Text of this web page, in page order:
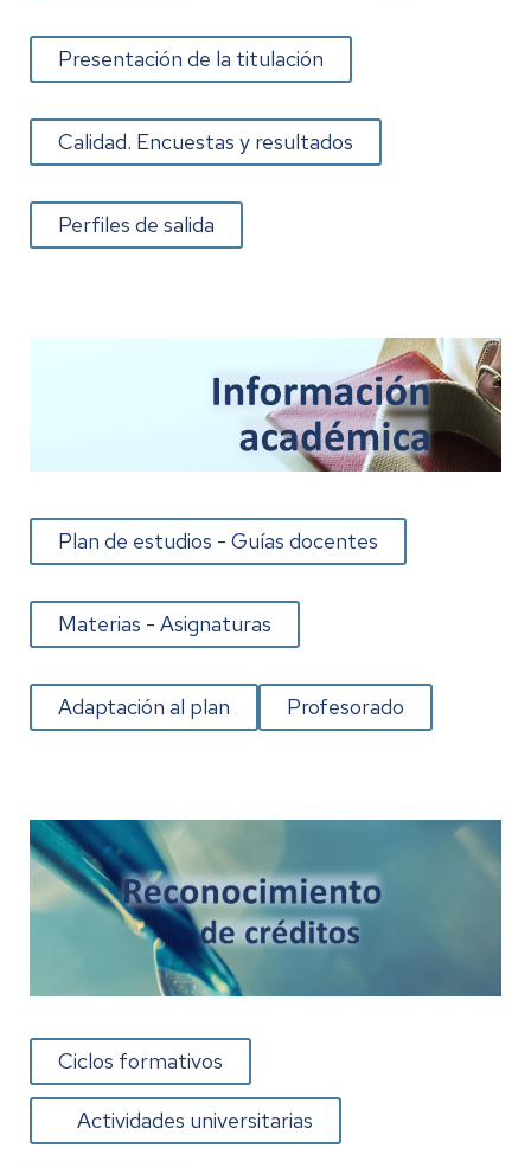
Presentación de la titulación
Calidad. Encuestas y resultados
Perfiles de salida
Plan de estudios - Guías docentes
Materias - Asignaturas
Adaptación al plan Profesorado
Ciclos formativos
Actividades universitarias